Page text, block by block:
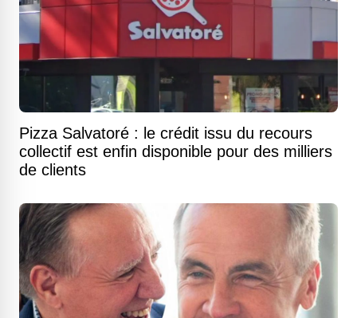
Pizza Salvatoré : le crédit issu du recours
collectif est enfin disponible pour des milliers
de clients